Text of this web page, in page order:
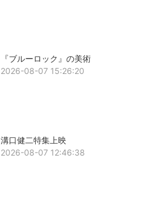
『ブルーロック』の美術
2026-08-07 15:26:20
溝口健二特集上映
2026-08-07 12:46:38